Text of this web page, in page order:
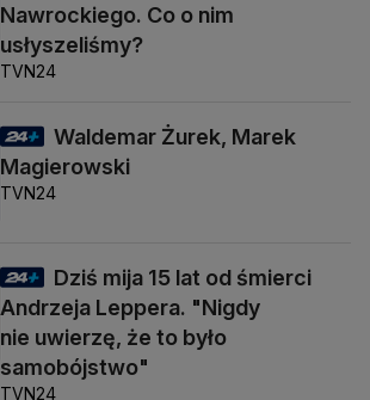
Nawrockiego. Co o nim
usłyszeliśmy?
TVN24
Waldemar Żurek, Marek
Magierowski
TVN24
Dziś mija 15 lat od śmierci
Andrzeja Leppera. "Nigdy
nie uwierzę, że to było
samobójstwo"
TVN24